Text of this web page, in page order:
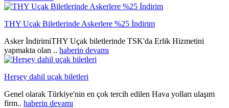
THY Uçak Biletlerinde Askerlere %25 İndirim
Asker İndirimiTHY Uçak biletlerinde TSK'da Erlik Hizmetini
yapmakta olan .. haberin devamı
Herşey dahil uçak biletleri
Genel olarak Türkiye'nin en çok tercih edilen Hava yolları ulaşım
firm.. haberin devamı